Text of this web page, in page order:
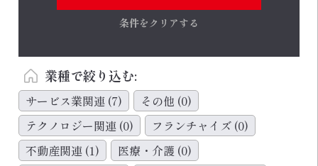
条件をクリアする
業種で絞り込む:
サービス業関連 (7) その他 (0)
テクノロジー関連 (0) フランチャイズ (0)
不動産関連 (1) 医療・介護 (0)